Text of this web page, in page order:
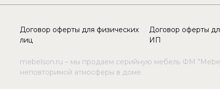
Договор оферты для физических
лиц
Договор оферты
ИП
mebelson.ru – мы продаем серийную мебель ФМ
неповторимой атмосферы в доме.